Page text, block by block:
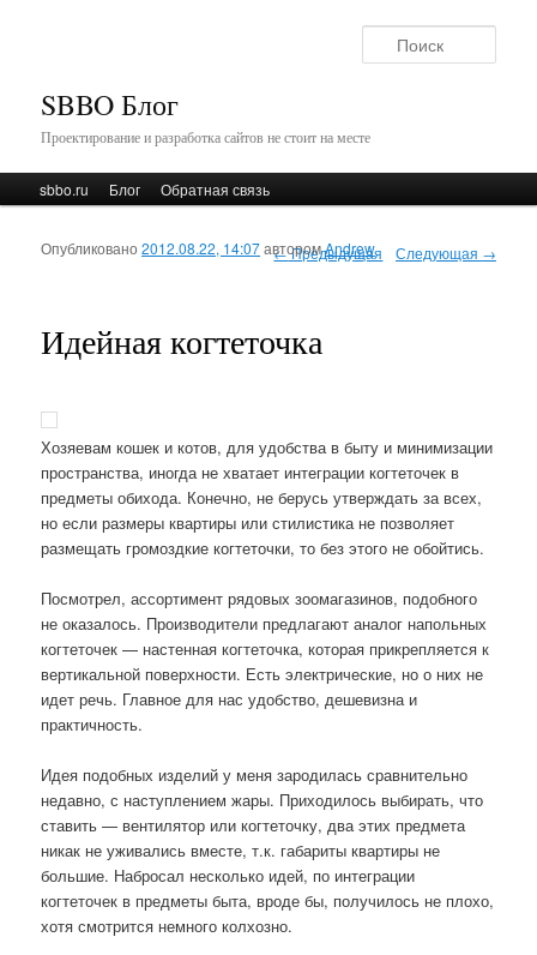
SBBO Блог
Проектирование и разработка сайтов не стоит на месте
Главное менюПерейти к основному содержимому
Перейти к дополнительному содержимому
sbbo.ru Блог Обратная связь
Навигация по записям
←Предыдущая Следующая →
Идейная когтеточка
Опубликовано2012.08.22, 14:07авторомAndrew
Хозяевам кошек и котов, для удобства в быту и минимизации
пространства, иногда не хватает интеграции когтеточек в
предметы обихода. Конечно, не берусь утверждать за всех,
но если размеры квартиры или стилистика не позволяет
размещать громоздкие когтеточки, то без этого не обойтись.
Посмотрел, ассортимент рядовых зоомагазинов, подобного
не оказалось. Производители предлагают аналог напольных
когтеточек — настенная когтеточка, которая прикрепляется к
вертикальной поверхности. Есть электрические, но о них не
идет речь. Главное для нас удобство, дешевизна и
практичность.
Идея подобных изделий у меня зародилась сравнительно
недавно, с наступлением жары. Приходилось выбирать, что
ставить — вентилятор или когтеточку, два этих предмета
никак не уживались вместе, т.к. габариты квартиры не
большие. Набросал несколько идей, по интеграции
когтеточек в предметы быта, вроде бы, получилось не плохо,
хотя смотрится немного колхозно.